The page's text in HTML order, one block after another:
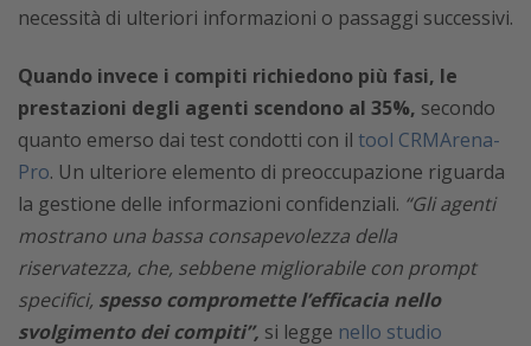
necessità di ulteriori informazioni o passaggi successivi.
Quando invece i compiti richiedono più fasi, le
prestazioni degli agenti scendono al 35%, secondo
quanto emerso dai test condotti con il tool CRMArena-
Pro. Un ulteriore elemento di preoccupazione riguarda
la gestione delle informazioni confidenziali. “Gli agenti
mostrano una bassa consapevolezza della
riservatezza, che, sebbene migliorabile con prompt
specifici, spesso compromette l’efficacia nello
svolgimento dei compiti”, si legge nello studio